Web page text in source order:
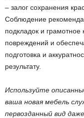
– залог сохранения
Соблюдение
подкладок и грамотное
повреждений и
подготовка и
результату.
Используйте
ваша новая мебель
первозданный вид